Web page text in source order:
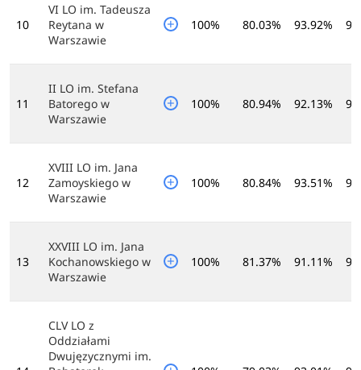
10
VI LO im. Tadeusza
Reytana w
Warszawie
100% 80.03% 93.92%
11
II LO im. Stefana
Batorego w
Warszawie
100% 80.94% 92.13%
12
XVIII LO im. Jana
Zamoyskiego w
Warszawie
100% 80.84% 93.51%
13
XXVIII LO im. Jana
Kochanowskiego w
Warszawie
100% 81.37% 91.11%
CLV LO z
Oddziałami
Dwujęzycznymi im.